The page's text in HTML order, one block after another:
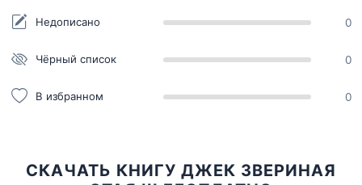
Недописано 0
Чёрный список 0
В избранном 0
СКАЧАТЬ КНИГУ ДЖЕК ЗВЕРИНАЯ